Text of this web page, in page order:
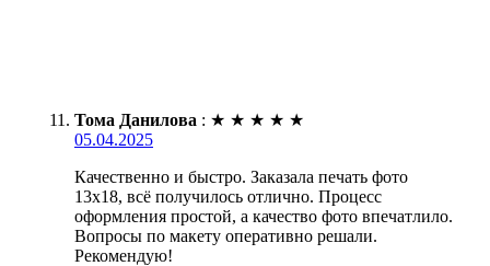
Тома Данилова : ★ ★ ★ ★ ★
05.04.2025
Качественно и быстро. Заказала печать фото
13х18, всё получилось отлично. Процесс
оформления простой, а качество фото впечатлило.
Вопросы по макету оперативно решали.
Рекомендую!